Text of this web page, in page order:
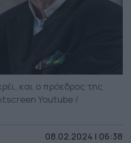
και ο πρόεδρος της
Youtube /
08.02.2024 | 06:38